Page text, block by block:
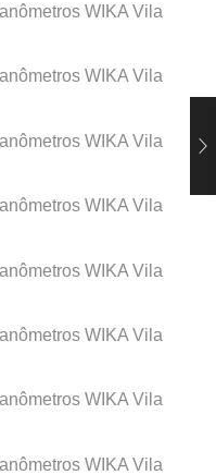
WIKA
WIKA Vila
WIKA Vila
WIKA Vila
WIKA Vila
WIKA Vila
WIKA Vila
WIKA Vila
WIKA Vila